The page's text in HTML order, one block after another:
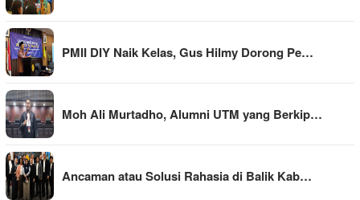
PMII DIY Naik Kelas, Gus Hilmy Dorong Pe…
Moh Ali Murtadho, Alumni UTM yang Berkip…
Ancaman atau Solusi Rahasia di Balik Kab…